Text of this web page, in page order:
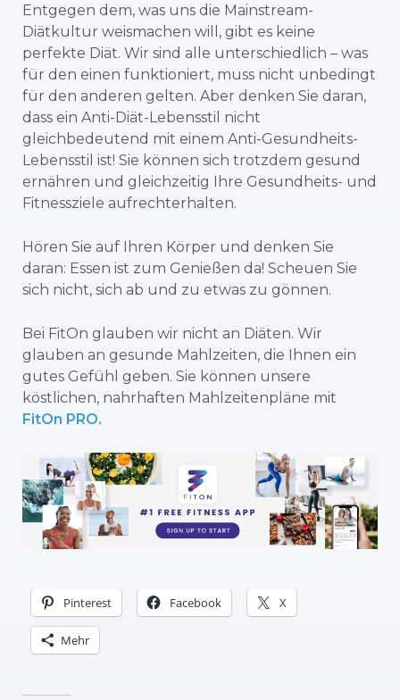
Entgegen dem, was uns die Mainstream-
Diätkultur weismachen will, gibt es keine
perfekte Diät. Wir sind alle unterschiedlich – was
für den einen funktioniert, muss nicht unbedingt
für den anderen gelten. Aber denken Sie daran,
dass ein Anti-Diät-Lebensstil nicht
gleichbedeutend mit einem Anti-Gesundheits-
Lebensstil ist! Sie können sich trotzdem gesund
ernähren und gleichzeitig Ihre Gesundheits- und
Fitnessziele aufrechterhalten.
Hören Sie auf Ihren Körper und denken Sie
daran: Essen ist zum Genießen da! Scheuen Sie
sich nicht, sich ab und zu etwas zu gönnen.
Bei FitOn glauben wir nicht an Diäten. Wir
glauben an gesunde Mahlzeiten, die Ihnen ein
gutes Gefühl geben. Sie können unsere
köstlichen, nahrhaften Mahlzeitenpläne mit
FitOn PRO.
Pinterest Facebook X
Mehr